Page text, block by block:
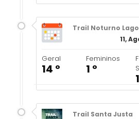
Trail Noturno
11,
Geral
14 º
Femininos
1 º
F
Trail Santa Justa